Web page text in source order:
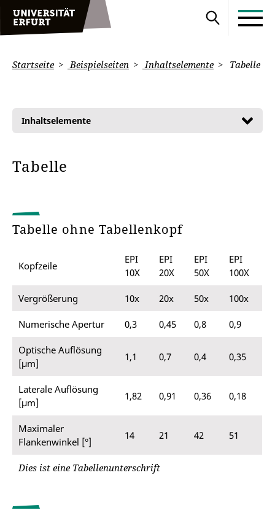
Startseite Beispielseiten Inhaltselemente Tabelle
Inhaltselemente
Tabelle
Tabelle ohne Tabellenkopf
Dies ist eine Tabellenunterschrift
Kopfzeile
EPI
10X
EPI
20X
EPI
50X
EPI
100X
Vergrößerung 10x 20x 50x 100x
Numerische Apertur 0,3 0,45 0,8 0,9
Optische Auflösung
[μm]
1,1 0,7 0,4 0,35
Laterale Auflösung
[μm]
1,82 0,91 0,36 0,18
Maximaler
Flankenwinkel [°]
14 21 42 51